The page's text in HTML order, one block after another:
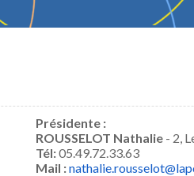
Présidente :
ROUSSELOT Nathalie - 2,
Tél:05.49.72.33.63
Mail :